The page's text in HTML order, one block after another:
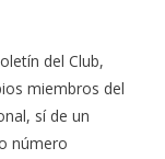
del Club,
miembros del
sí de un
número